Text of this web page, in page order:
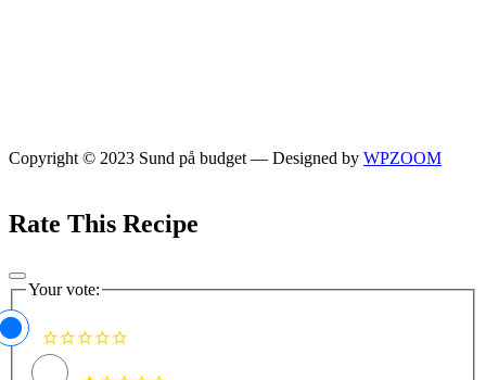
Copyright © 2023 Sund på budget — Designed by WPZOOM
Rate This Recipe
Your vote: